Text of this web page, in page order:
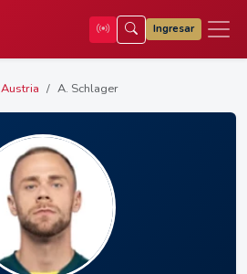
Ingresar
Austria A. Schlager